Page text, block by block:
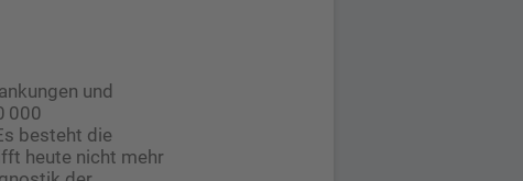
und
000
besteht die
heute nicht mehr